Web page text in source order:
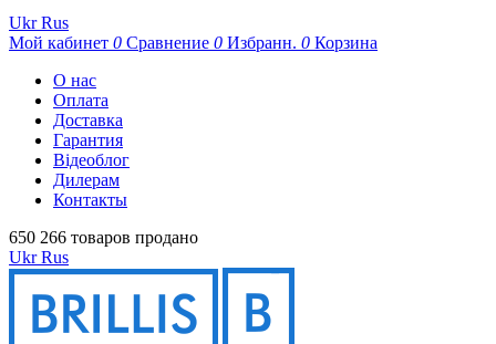
Ukr Rus
Мой кабинет 0 Сравнение 0 Избранн. 0 Корзина
О нас
Оплата
Доставка
Гарантия
Відеоблог
Дилерам
Контакты
650 266 товаров продано
Ukr Rus